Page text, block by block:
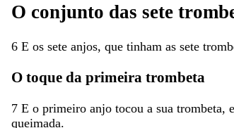
O conjunto das sete
6 E os sete anjos, que tinham as sete
O toque da primeira trombeta
7 E o primeiro anjo tocou a sua trombeta, e
queimada.